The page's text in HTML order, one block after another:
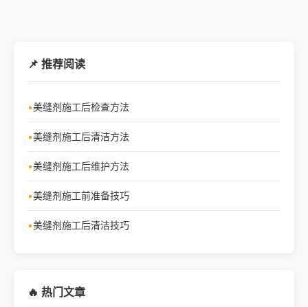
📌 推荐阅读
美缝剂施工后检查方法
美缝剂施工后清洁方法
美缝剂施工后维护方法
美缝剂施工前准备技巧
美缝剂施工后清洁技巧
🔥 热门文章